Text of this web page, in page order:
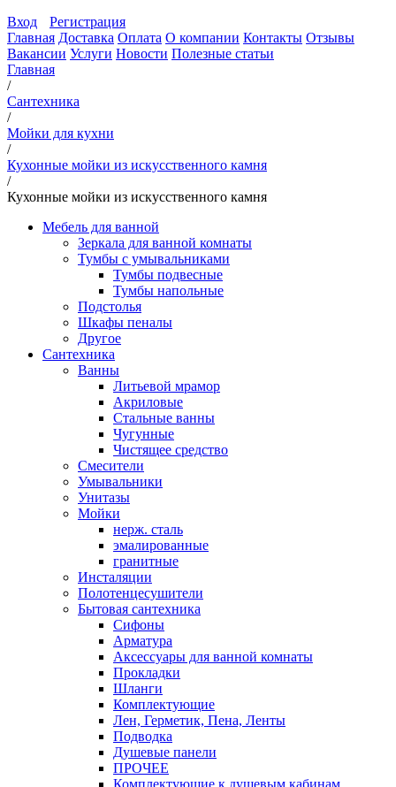
Вход
Регистрация
Главная Доставка Оплата О компании Контакты Отзывы
Вакансии Услуги Новости Полезные статьи
Главная
/
Сантехника
/
Мойки для кухни
/
Кухонные мойки из искусственного камня
/
Кухонные мойки из искусственного камня
Мебель для ванной
Зеркала для ванной комнаты
Тумбы с умывальниками
Тумбы подвесные
Тумбы напольные
Подстолья
Шкафы пеналы
Другое
Сантехника
Ванны
Литьевой мрамор
Акриловые
Стальные ванны
Чугунные
Чистящее средство
Смесители
Умывальники
Унитазы
Мойки
нерж. сталь
эмалированные
гранитные
Инсталяции
Полотенцесушители
Бытовая сантехника
Сифоны
Арматура
Аксессуары для ванной комнаты
Прокладки
Шланги
Комплектующие
Лен, Герметик, Пена, Ленты
Подводка
Душевые панели
ПРОЧЕЕ
Комплектующие к душевым кабинам